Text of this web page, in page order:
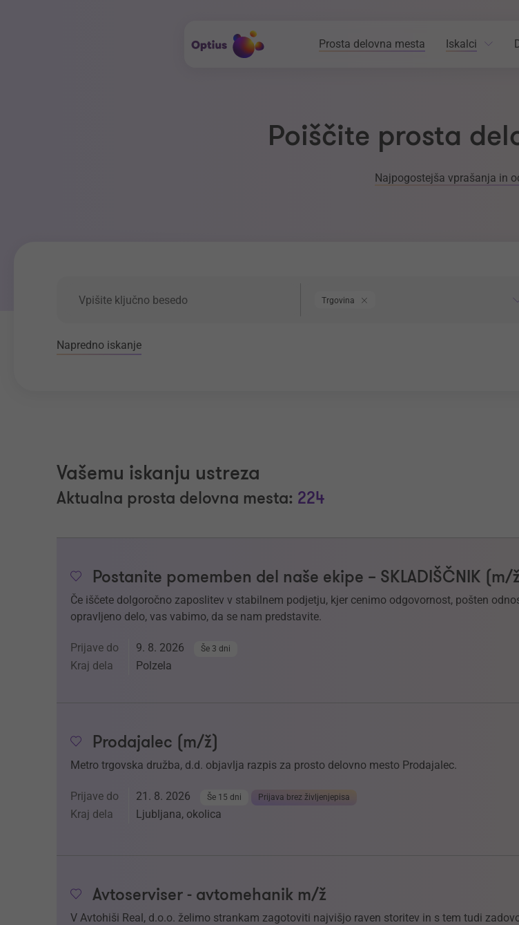
Prosta delovna mesta Iskalci
Poiščite prosta
Najpogostejša vprašanja in
Trgovina
Napredno iskanje
Vašemu iskanju ustreza
Aktualna prosta delovna mesta: 224
Postanite pomemben del naše ekipe – SKLADIŠČNIK (m/
Če iščete dolgoročno zaposlitev v stabilnem podjetju, kjer cenimo odgovornost, pošten
opravljeno delo, vas vabimo, da se nam predstavite.
Prijave do 9. 8. 2026 Še 3 dni
Kraj dela Polzela
Prodajalec (m/ž)
Metro trgovska družba, d.d. objavlja razpis za prosto delovno mesto Prodajalec.
Prijave do 21. 8. 2026 Še 15 dni Prijava brez življenjepisa
Kraj dela Ljubljana, okolica
Avtoserviser - avtomehanik m/ž
V Avtohiši Real, d.o.o. želimo strankam zagotoviti najvišjo raven storitev in s tem tudi